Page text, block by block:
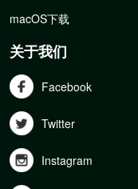
macOS下载
关于我们
Facebook
Twitter
Instagram